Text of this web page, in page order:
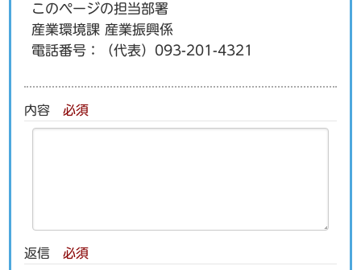
このページの担当部署
産業環境課 産業振興係
電話番号：
（代表）093-201-4321
内容 必須
返信 必須